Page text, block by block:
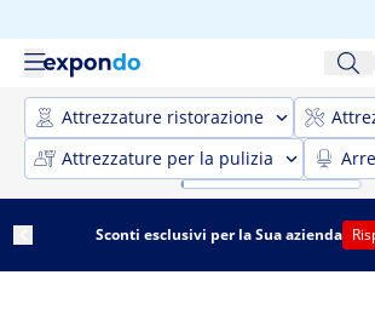
Attrezzature ristorazione
Attrezzature per la pulizia
Sconti esclusivi per la Sua azienda